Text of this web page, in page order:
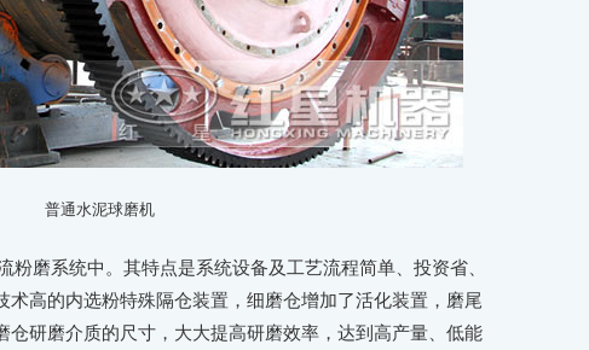
普通水泥球磨机
粉磨系统中。其特点是系统设备及工艺流程简单、投资省、
高的内选粉特殊隔仓装置，细磨仓增加了活化装置，磨尾
研磨介质的尺寸，大大提高研磨效率，达到高产量、低能